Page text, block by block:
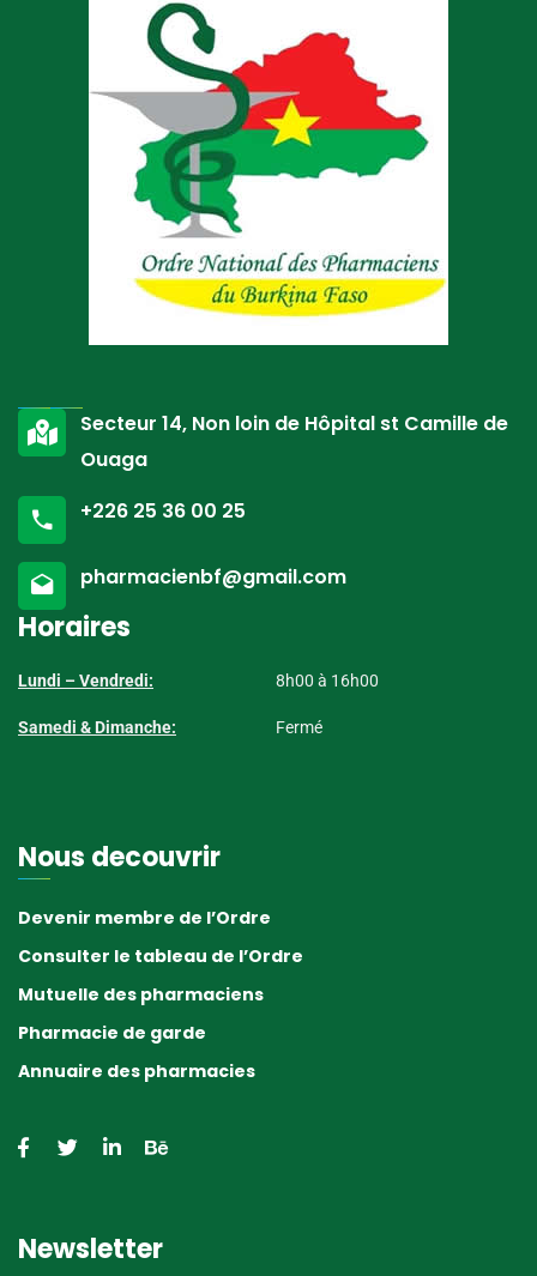
Secteur 14, Non loin de Hôpital st Camille de
Ouaga
+226 25 36 00 25
pharmacienbf@gmail.com
Horaires
Lundi – Vendredi:
Samedi & Dimanche:
8h00 à 16h00
Fermé
Nous decouvrir
Devenir membre de l’Ordre
Consulter le tableau de l’Ordre
Mutuelle des pharmaciens
Pharmacie de garde
Annuaire des pharmacies
Newsletter